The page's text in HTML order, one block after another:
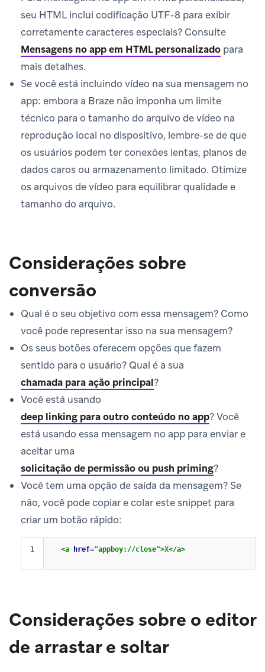
seu HTML inclui codificação UTF-8 para exibir
corretamente caracteres especiais? Consulte
Mensagens no app em HTML personalizado para
mais detalhes.
Se você está incluindo vídeo na sua mensagem no
app: embora a Braze não imponha um limite
técnico para o tamanho do arquivo de vídeo na
reprodução local no dispositivo, lembre-se de que
os usuários podem ter conexões lentas, planos de
dados caros ou armazenamento limitado. Otimize
os arquivos de vídeo para equilibrar qualidade e
tamanho do arquivo.
Considerações sobre
conversão
Qual é o seu objetivo com essa mensagem? Como
você pode representar isso na sua mensagem?
Os seus botões oferecem opções que fazem
sentido para o usuário? Qual é a sua
chamada para ação principal?
Você está usando
deep linking para outro conteúdo no app?Você
está usando essa mensagem no app para enviar e
aceitar uma
solicitação de permissão ou push priming?
Você tem uma opção de saída da mensagem? Se
não, você pode copiar e colar este snippet para
criar um botão rápido:
<a href="appboy://close">X</a>
Considerações sobre o editor
de arrastar e soltar